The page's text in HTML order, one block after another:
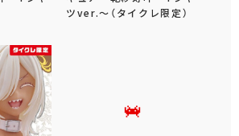
ツver.～（タイクレ限定）